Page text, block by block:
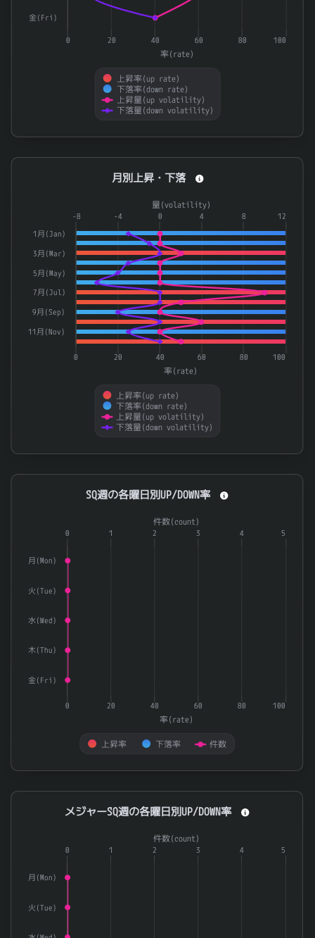
1357 ＮＥＸＴ ＦＵＮＤＳ 日経平均ダブルインバース・イ
0.753
楽天ＥＴＦ－日経ダブルインバース指数連動型
日経平均ベア２倍上場投信
0.751
ＤＭ三井製糖ホールディングス
0.748
率(rate)
上昇率(up rate)
下落率(down rate)
上昇量(up volatility)
下落量(down volatility)
金(Fri)
0 20 40 60 80 100
End of interactive chart.
Combination chart with 4 data series.
The chart has 1 X axis displaying categories.
The chart has 2 Y axes displaying 率(rate) and 量
率(rate)
量(volatility)
上昇率(up rate)
下落率(down rate)
上昇量(up volatility)
下落量(down volatility)
1月(Jan)
3月(Mar)
5月(May)
7月(Jul)
9月(Sep)
11月(Nov)
0 20 40 60 80 100
-8 -4 0 4 8 12
月別上昇・下落
End of interactive chart.
SQ週の各曜日別UP/DOWN率
Combination chart with 3 data series.
The chart has 1 X axis displaying categories.
率(rate)
件数(count)
上昇率 下落率 件数
月(Mon)
火(Tue)
水(Wed)
木(Thu)
金(Fri)
0 20 40 60 80 100
0 1 2 3 4 5
SQ週の各曜日別UP/DOWN率
End of interactive chart.
メジャーSQ週の各曜日別UP/DOWN率
Combination chart with 3 data series.
The chart has 1 X axis displaying categories.
件数(count)
月(Mon)
火(Tue)
0 1 2 3 4 5
メジャーSQ週の各曜日別UP/DOWN率